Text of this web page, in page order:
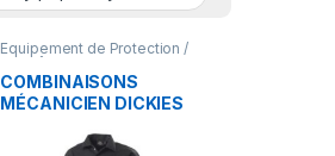
Equipement de Protection /
EPI
Vêtements de travail
COMBINAISONS
MÉCANICIEN DICKIES